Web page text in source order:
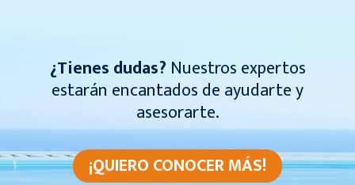
¿Tienes dudas? Nuestros expertos
estarán encantados de ayudarte y
asesorarte.
¡QUIERO CONOCER MÁS!